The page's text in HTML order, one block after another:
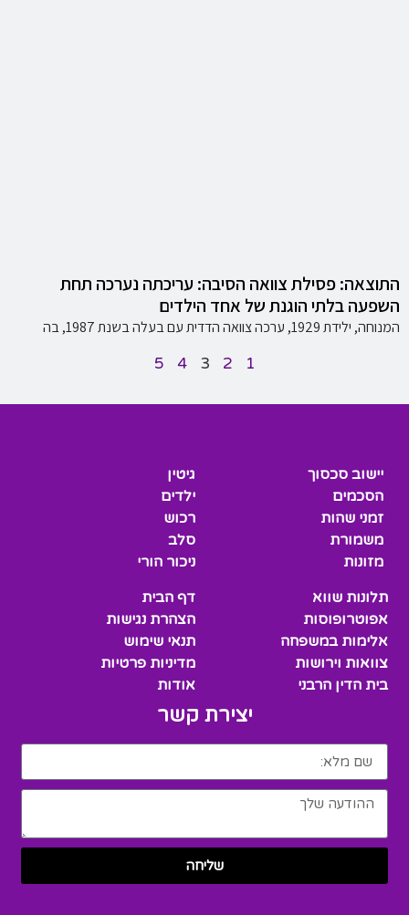
התוצאה: פסילת צוואה הסיבה: עריכתה נערכה תחת
השפעה בלתי הוגנת של אחד הילדים
המנוחה, ילידת 1929, ערכה צוואה הדדית עם בעלה בשנת 1987, בה
1
2
3
4
5
יישוב סכסוך
הסכמים
זמני שהות
משמורת
מזונות
גיטין
ילדים
רכוש
סלב
ניכור הורי
תלונות שווא
אפוטרופוסות
אלימות במשפחה
צוואות וירושות
בית הדין הרבני
דף הבית
הצהרת נגישות
תנאי שימוש
מדיניות פרטיות
אודות
יצירת קשר
שליחה